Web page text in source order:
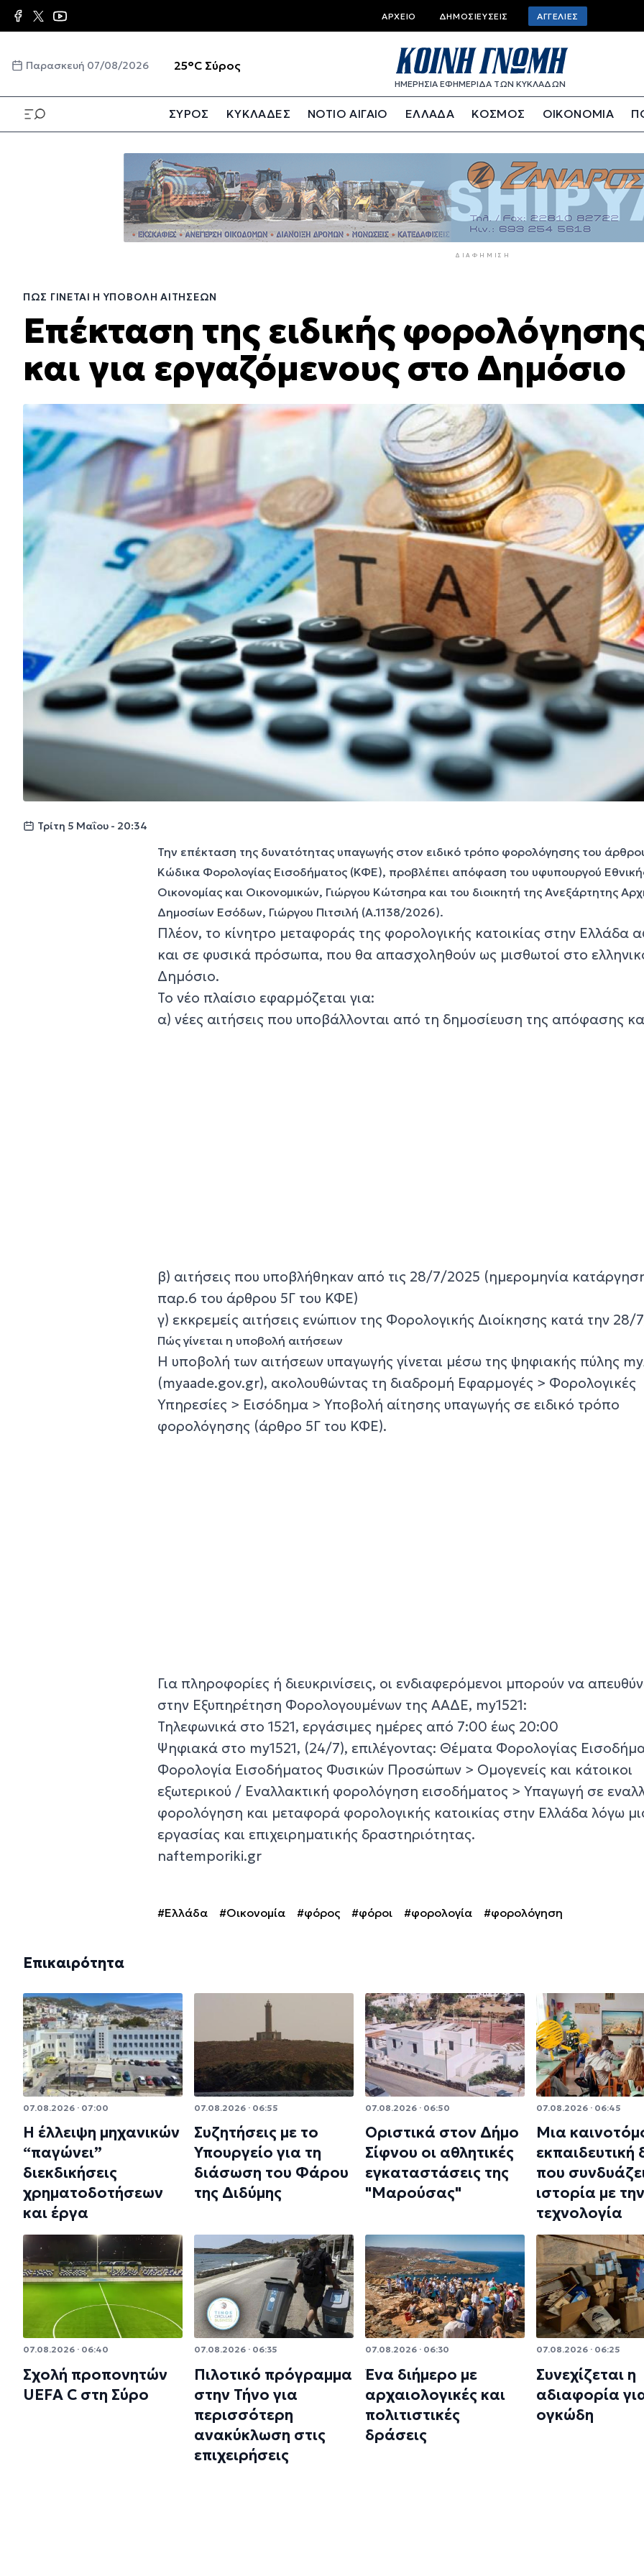
Παράκαμψη
προς
κυρίως
Top
bar
menu
ΑΡΧΕΊΟ ΔΗΜΟΣΙΕΎΣΕΙΣ ΑΓΓΕΛΊΕΣ
Παρασκευή 07/08/2026 25°C Σύρος
ΗΜΕΡΗΣΙΑ ΕΦΗΜΕΡΙΔΑ ΤΩΝ ΚΥΚΛΑΔΩΝ
ΣΥΡΟΣ ΚΥΚΛΑΔΕΣ ΝΟΤΙΟ ΑΙΓΑΙΟ ΕΛΛΑΔΑ ΚΟΣΜΟΣ ΟΙΚΟΝΟΜΙΑ
ΔΙΑΦΉΜΙΣΗ
ΠΏΣ ΓΊΝΕΤΑΙ Η ΥΠΟΒΟΛΉ ΑΙΤΉΣΕΩΝ
Επέκταση της ειδικής
και για εργαζόμενους στο Δημόσιο
Τρίτη 5 Μαΐου - 20:34
Την επέκταση της δυνατότητας υπαγωγής στον ειδικό τρόπο φορολόγησης του
Κώδικα Φορολογίας Εισοδήματος (ΚΦΕ), προβλέπει απόφαση του υφυπουργού
Οικονομίας και Οικονομικών, Γιώργου Κώτσηρα και του διοικητή της Ανεξάρτητης
Δημοσίων Εσόδων, Γιώργου Πιτσιλή (Α.1138/2026).
Πλέον, το κίνητρο μεταφοράς της φορολογικής κατοικίας στην Ελλάδα
και σε φυσικά πρόσωπα, που θα απασχοληθούν ως μισθωτοί στο
Δημόσιο.
Το νέο πλαίσιο εφαρμόζεται για:
α) νέες αιτήσεις που υποβάλλονται από τη δημοσίευση της απόφασης
β) αιτήσεις που υποβλήθηκαν από τις 28/7/2025 (ημερομηνία
παρ.6 του άρθρου 5Γ του ΚΦΕ)
γ) εκκρεμείς αιτήσεις ενώπιον της Φορολογικής Διοίκησης κατά την
Πώς γίνεται η υποβολή αιτήσεων
Η υποβολή των αιτήσεων υπαγωγής γίνεται μέσω της ψηφιακής πύλης
(myaade.gov.gr), ακολουθώντας τη διαδρομή Εφαρμογές > Φορολογικές
Υπηρεσίες > Εισόδημα > Υποβολή αίτησης υπαγωγής σε ειδικό τρόπο
φορολόγησης (άρθρο 5Γ του ΚΦΕ).
Για πληροφορίες ή διευκρινίσεις, οι ενδιαφερόμενοι μπορούν να
στην Εξυπηρέτηση Φορολογουμένων της ΑΑΔΕ, my1521:
Τηλεφωνικά στο 1521, εργάσιμες ημέρες από 7:00 έως 20:00
Ψηφιακά στο my1521, (24/7), επιλέγοντας: Θέματα Φορολογίας
Φορολογία Εισοδήματος Φυσικών Προσώπων > Ομογενείς και κάτοικοι
εξωτερικού / Εναλλακτική φορολόγηση εισοδήματος > Υπαγωγή σε
φορολόγηση και μεταφορά φορολογικής κατοικίας στην Ελλάδα λόγω
εργασίας και επιχειρηματικής δραστηριότητας.
naftemporiki.gr
#Ελλάδα #Οικονομία #φόρος #φόροι #φορολογία #φορολόγηση
Επικαιρότητα
07.08.2026 · 07:00
Η έλλειψη μηχανικών
“παγώνει”
διεκδικήσεις
χρηματοδοτήσεων
και έργα
07.08.2026 · 06:55
Συζητήσεις με το
Υπουργείο για τη
διάσωση του Φάρου
της Διδύμης
07.08.2026 · 06:50
Οριστικά στον Δήμο
Σίφνου οι αθλητικές
εγκαταστάσεις της
"Μαρούσας"
07.08.2026 · 06:45
Μια
που
ιστορία με την
τεχνολογία
07.08.2026 · 06:40
Σχολή προπονητών
UEFA C στη Σύρο
07.08.2026 · 06:35
Πιλοτικό πρόγραμμα
στην Τήνο για
περισσότερη
ανακύκλωση στις
επιχειρήσεις
07.08.2026 · 06:30
Ένα διήμερο με
αρχαιολογικές και
πολιτιστικές
δράσεις
07.08.2026 · 06:25
Συνεχίζεται η
αδιαφορία
ογκώδη